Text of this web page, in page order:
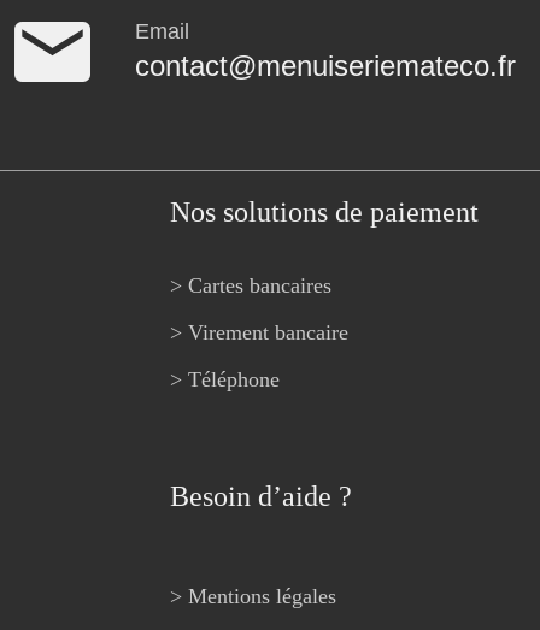
Email
contact@menuiseriemateco.fr
Nos solutions de paiement
> Cartes bancaires
> Virement bancaire
> Téléphone
Besoin d’aide ?
> Mentions légales